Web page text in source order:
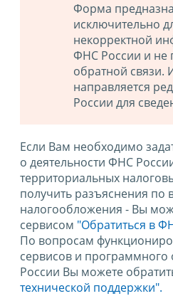
Форма
исключительно
некорректной
ФНС России и не
обратной
направляется
России для
Если Вам необходимо
о деятельности ФНС
территориальных
получить разъяснения по
налогообложения - Вы
сервисом "Обратиться в
По вопросам
сервисов и
России Вы можете
технической поддержки".